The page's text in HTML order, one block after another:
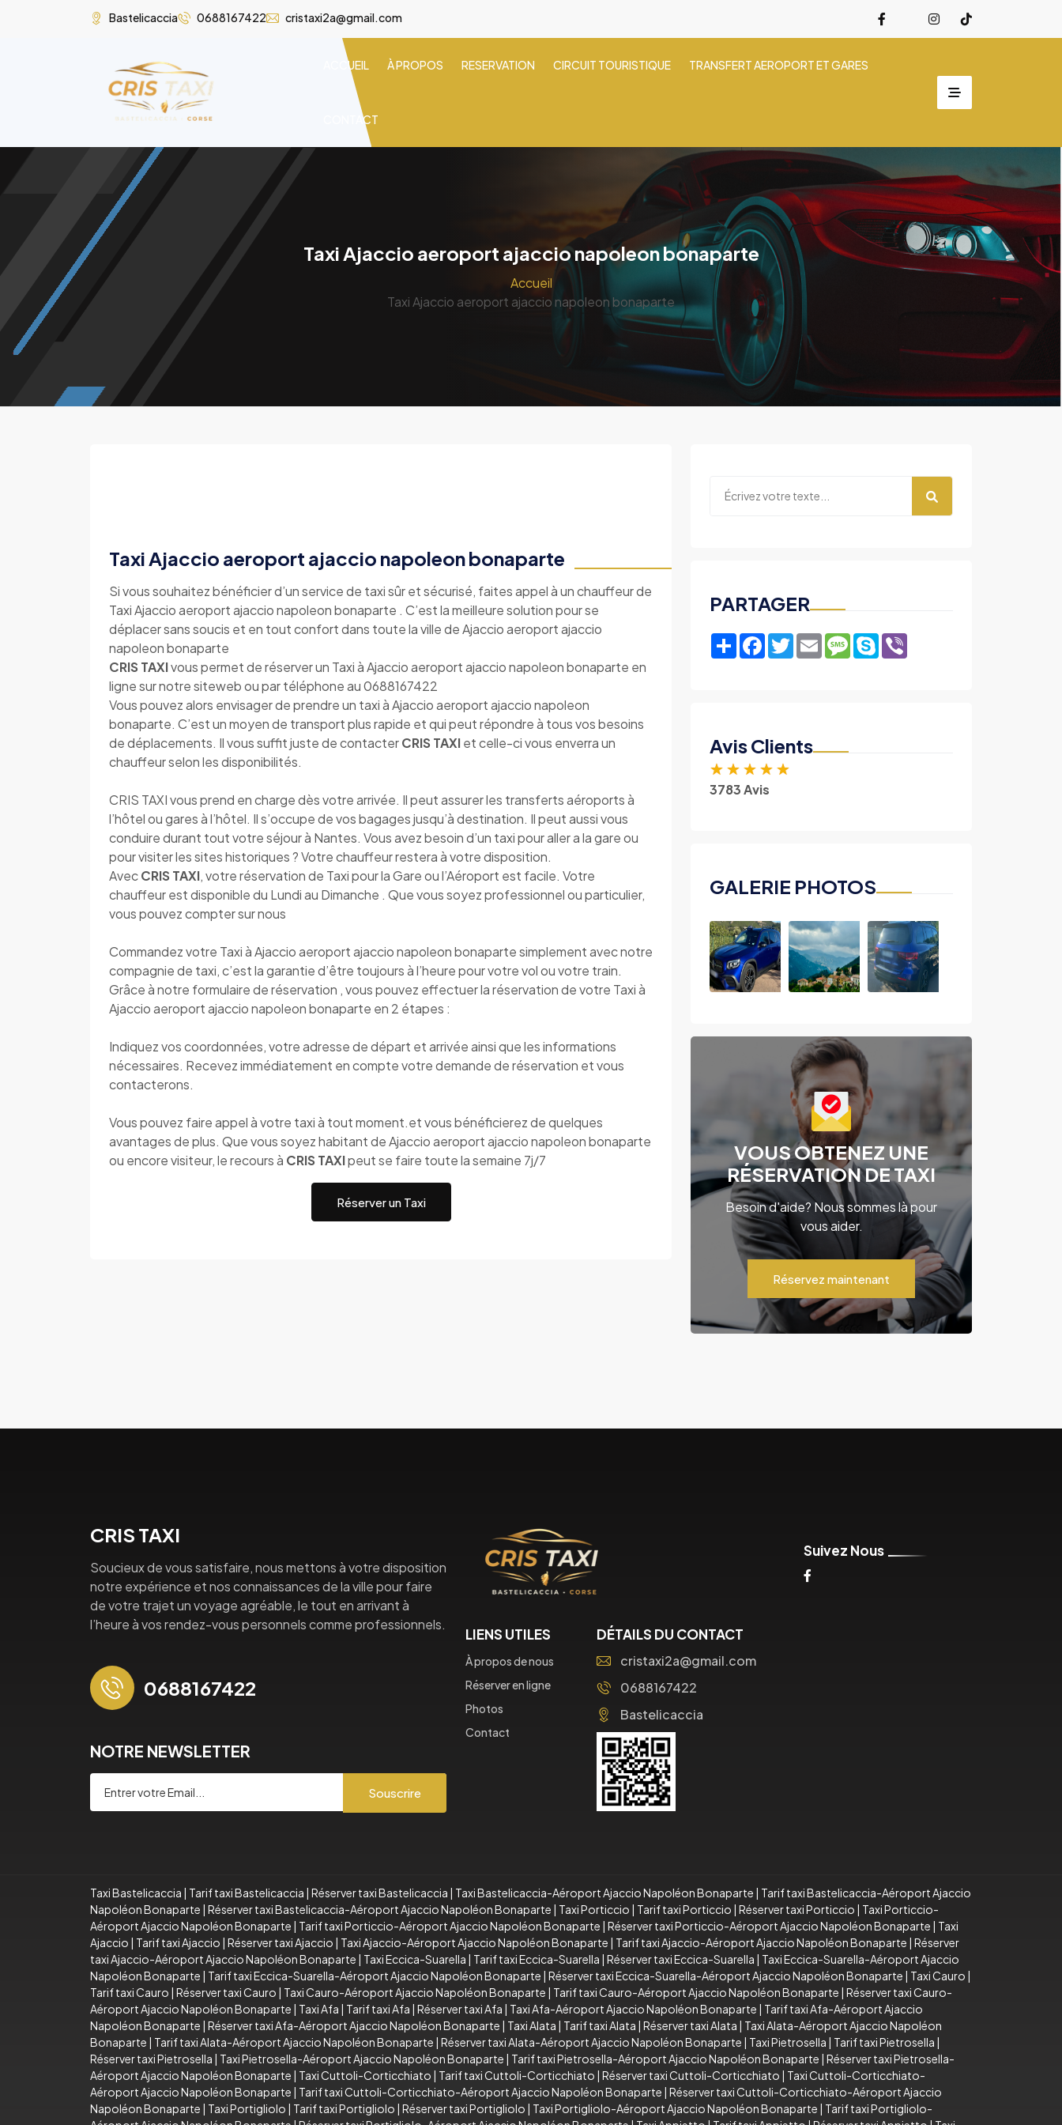
Bastelicaccia 0688167422 cristaxi2a@gmail.com
ACCUEIL À PROPOS RESERVATION CIRCUIT TOURISTIQUE TRANSFERT AEROPORT ET GARES
CONTACT
Taxi Ajaccio aeroport ajaccio napoleon bonaparte
Accueil
Taxi Ajaccio aeroport ajaccio napoleon bonaparte
Taxi Ajaccio aeroport ajaccio napoleon bonaparte
Si vous souhaitez bénéficier d’un service de taxi sûr et sécurisé, faites appel à un chauffeur de
Taxi Ajaccio aeroport ajaccio napoleon bonaparte . C’est la meilleure solution pour se
déplacer sans soucis et en tout confort dans toute la ville de Ajaccio aeroport ajaccio
napoleon bonaparte
CRIS TAXIvous permet de réserver un Taxi à Ajaccio aeroport ajaccio napoleon bonaparte en
ligne sur notre siteweb ou par téléphone au 0688167422
Vous pouvez alors envisager de prendre un taxi à Ajaccio aeroport ajaccio napoleon
bonaparte. C’est un moyen de transport plus rapide et qui peut répondre à tous vos besoins
de déplacements. Il vous suffit juste de contacterCRIS TAXIet celle-ci vous enverra un
chauffeur selon les disponibilités.
CRIS TAXI vous prend en charge dès votre arrivée. Il peut assurer les transferts aéroports à
l’hôtel ou gares à l’hôtel. Il s’occupe de vos bagages jusqu’à destination. Il peut aussi vous
conduire durant tout votre séjour à Nantes. Vous avez besoin d’un taxi pour aller a la gare ou
pour visiter les sites historiques ? Votre chauffeur restera à votre disposition.
AvecCRIS TAXI, votre réservation de Taxi pour la Gare ou l’Aéroport est facile. Votre
chauffeur est disponible du Lundi au Dimanche . Que vous soyez professionnel ou particulier,
vous pouvez compter sur nous
Commandez votre Taxi à Ajaccio aeroport ajaccio napoleon bonaparte simplement avec notre
compagnie de taxi, c’est la garantie d’être toujours à l’heure pour votre vol ou votre train.
Grâce à notre formulaire de réservation , vous pouvez effectuer la réservation de votre Taxi à
Ajaccio aeroport ajaccio napoleon bonaparte en 2 étapes :
Indiquez vos coordonnées, votre adresse de départ et arrivée ainsi que les informations
nécessaires. Recevez immédiatement en compte votre demande de réservation et vous
contacterons.
Vous pouvez faire appel à votre taxi à tout moment.et vous bénéficierez de quelques
avantages de plus. Que vous soyez habitant de Ajaccio aeroport ajaccio napoleon bonaparte
ou encore visiteur, le recours à CRIS TAXIpeut se faire toute la semaine 7j/7
Réserver un Taxi
PARTAGER
ShareFacebook
TwitterEmailMessage
Skype
Avis Clients
★ ★ ★ ★ ★
3783 Avis
GALERIE PHOTOS
VOUS OBTENEZ UNE
RÉSERVATION DE TAXI
Besoin d'aide? Nous sommes là pour
vous aider.
Réservez maintenant
CRIS TAXI
Soucieux de vous satisfaire, nous mettons à votre disposition
notre expérience et nos connaissances de la ville pour faire
de votre trajet un voyage agréable, le tout en arrivant à
l’heure à vos rendez-vous personnels comme professionnels.
0688167422
NOTRE NEWSLETTER
Souscrire
Suivez Nous
LIENS UTILES
À propos de nous
Réserver en ligne
Photos
Contact
DÉTAILS DU CONTACT
cristaxi2a@gmail.com
0688167422
Bastelicaccia
Taxi Bastelicaccia Tarif taxi Bastelicaccia Réserver taxi Bastelicaccia Taxi Bastelicaccia-Aéroport Ajaccio Napoléon Bonaparte
Tarif taxi Bastelicaccia-Aéroport Ajaccio
Napoléon Bonaparte Réserver taxi Bastelicaccia-Aéroport Ajaccio Napoléon Bonaparte Taxi Porticcio Tarif taxi Porticcio Réserver taxi Porticcio
Taxi Porticcio-
Aéroport Ajaccio Napoléon Bonaparte
Tarif taxi Porticcio-Aéroport Ajaccio Napoléon Bonaparte Réserver taxi Porticcio-Aéroport Ajaccio Napoléon Bonaparte
Taxi
Ajaccio
Tarif taxi Ajaccio Réserver taxi Ajaccio Taxi Ajaccio-Aéroport Ajaccio Napoléon Bonaparte Tarif taxi Ajaccio-Aéroport Ajaccio Napoléon Bonaparte Réserver
taxi Ajaccio-Aéroport Ajaccio Napoléon Bonaparte
Taxi Eccica-Suarella Tarif taxi Eccica-Suarella Réserver taxi Eccica-Suarella
Taxi Eccica-Suarella-Aéroport Ajaccio
Napoléon Bonaparte
Tarif taxi Eccica-Suarella-Aéroport Ajaccio Napoléon Bonaparte Réserver taxi Eccica-Suarella-Aéroport Ajaccio Napoléon Bonaparte Taxi Cauro
Tarif taxi Cauro Réserver taxi Cauro Taxi Cauro-Aéroport Ajaccio Napoléon Bonaparte Tarif taxi Cauro-Aéroport Ajaccio Napoléon Bonaparte Réserver taxi Cauro-
Aéroport Ajaccio Napoléon Bonaparte
Taxi Afa Tarif taxi Afa Réserver taxi Afa Taxi Afa-Aéroport Ajaccio Napoléon Bonaparte
Tarif taxi Afa-Aéroport Ajaccio
Napoléon Bonaparte Réserver taxi Afa-Aéroport Ajaccio Napoléon Bonaparte Taxi Alata Tarif taxi Alata Réserver taxi Alata
Taxi Alata-Aéroport Ajaccio Napoléon
Bonaparte
Tarif taxi Alata-Aéroport Ajaccio Napoléon Bonaparte Réserver taxi Alata-Aéroport Ajaccio Napoléon Bonaparte Taxi Pietrosella Tarif taxi Pietrosella
Réserver taxi Pietrosella
Taxi Pietrosella-Aéroport Ajaccio Napoléon Bonaparte Tarif taxi Pietrosella-Aéroport Ajaccio Napoléon Bonaparte Réserver taxi Pietrosella-
Aéroport Ajaccio Napoléon Bonaparte
Taxi Cuttoli-Corticchiato Tarif taxi Cuttoli-Corticchiato Réserver taxi Cuttoli-Corticchiato
Taxi Cuttoli-Corticchiato-
Aéroport Ajaccio Napoléon Bonaparte
Tarif taxi Cuttoli-Corticchiato-Aéroport Ajaccio Napoléon Bonaparte Réserver taxi Cuttoli-Corticchiato-Aéroport Ajaccio
Napoléon Bonaparte
Taxi Portigliolo Tarif taxi Portigliolo Réserver taxi Portigliolo Taxi Portigliolo-Aéroport Ajaccio Napoléon Bonaparte
Tarif taxi Portigliolo-